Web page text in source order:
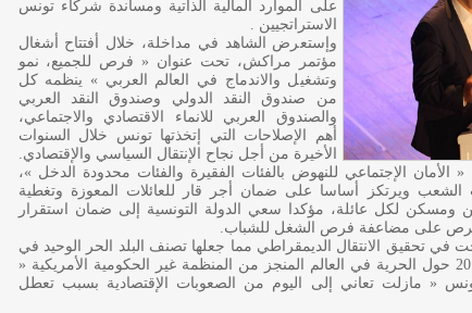
على الموارد المالية الذاتية ومساندة شركاء تونس
الاستراتجيين .
وإستعرض الشاهد في مداخلة، خلال أفتتاح أشغال
مؤتمر مراكش، تحت عنوان « فرص للجميع، نمو
وتشغيل والاندماج في العالم العربي » ينظمه كل
من صندوق النقد الدولي وصندوق النقد العربي
والصندوق العربي للانماء الاقتصادي والاجتماعي،
أهم الإصلاحات التي إتخذتها تونس خلال السنوات
الأخيرة من أجل نجاح الإنتقال السياسي والإقتصادي.
الإجتماعي للنهوض بالفئات الفقيرة والفئات محدودة الدخل »،
ويرتكز أساسا على ضمان أجر قار للعائلات المعوزة وتغطية
ومسكن لكل عائلة، مؤكدا سعي الدولة التونسية إلى ضمان استقرار
على مضاعفة فرص الشغل للشباب.
في تحقيق الانتقال الديمقراطي مما جعلها تصنف البلد الحر الوحيد في
العالم العربي في تقرير سنة 2018 حول الحرية في العالم المنجز من المنظمة غير الحكومية الأمريكية «
« مازلت تعاني إلى اليوم من الصعوبات الإقتصادية بسبب تعطل